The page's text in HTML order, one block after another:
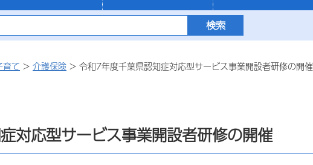
育て > 介護保険 > 令和7年度千葉県認知症対応型サービス事業開設者研修の開催
対応型サービス事業開設者研修の開催